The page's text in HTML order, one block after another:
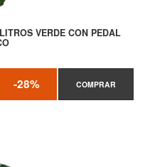
VERDE CON PEDAL
-28% COMPRAR